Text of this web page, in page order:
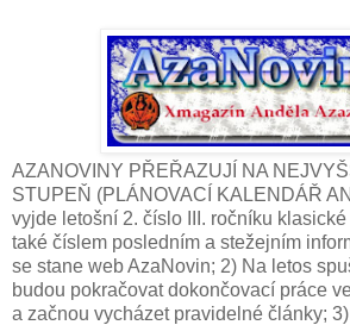
AZANOVINY PŘEŘAZUJÍ NA
STUPEŇ (PLÁNOVACÍ KALENDÁŘ
vyjde letošní 2. číslo III. ročníku
také číslem posledním a stežejním
se stane web AzaNovin; 2) Na letos
budou pokračovat dokončovací práce
a začnou vycházet pravidelné články;